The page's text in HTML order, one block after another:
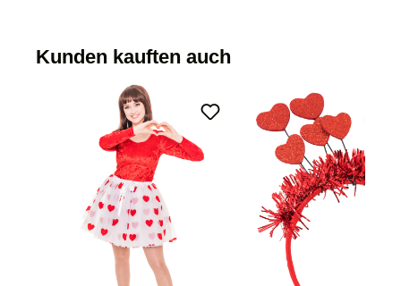
Kunden kauften auch